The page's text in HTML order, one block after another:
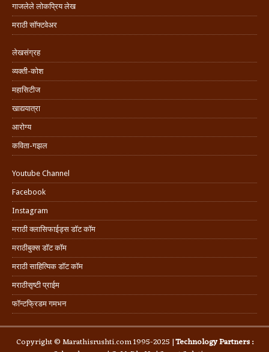
गाजलेले लोकप्रिय लेख
मराठी सॉफ्टवेअर
लेखसंग्रह
व्यक्ती-कोश
महासिटीज
खाद्ययात्रा
आरोग्य
कविता-गझल
Youtube Channel
Facebook
Instagram
मराठी क्लासिफाईड्स डॉट कॉम
मराठीबुक्स डॉट कॉम
मराठी साहित्यिक डॉट कॉम
मराठीसृष्टी प्राईम
फॉन्टफ्रिडम गमभन
Copyright © Marathisrushti.com 1995-2025 |Technology Partners :